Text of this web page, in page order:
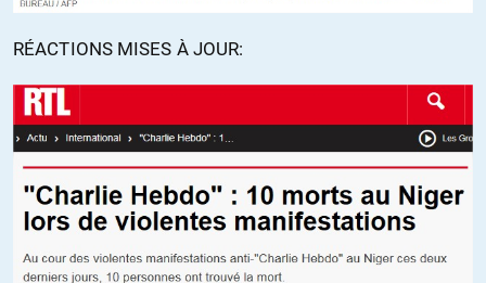
RÉACTIONS MISES À JOUR: